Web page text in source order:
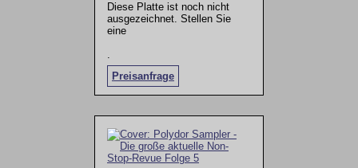
Diese Platte ist noch nicht
ausgezeichnet. Stellen Sie
eine
Preisanfrage
.